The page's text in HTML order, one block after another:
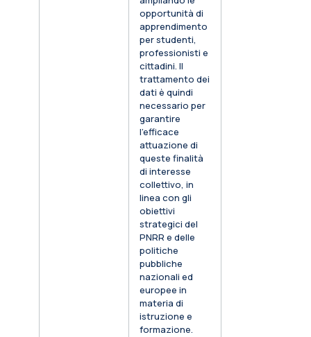
opportunità di
apprendimento
per studenti,
professionisti e
cittadini. Il
trattamento dei
dati è quindi
necessario per
garantire
l’efficace
attuazione di
queste finalità
di interesse
collettivo, in
linea con gli
obiettivi
strategici del
PNRR e delle
politiche
pubbliche
nazionali ed
europee in
materia di
istruzione e
formazione.